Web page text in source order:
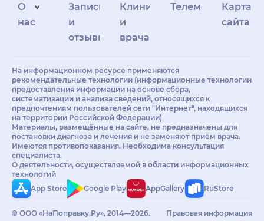
О
нас
Запись
и
отзывы
Клиникам
и
врачам
Телемедицина
Карта
сайта
На информационном ресурсе применяются
рекомендательные технологии (информационные технологии
предоставления информации на основе сбора,
систематизации и анализа сведений, относящихся к
предпочтениям пользователей сети "Интернет", находящихся
на территории Российской Федерации)
Материалы, размещённые на сайте, не предназначены для
постановки диагноза и лечения и не заменяют приём врача.
Имеются противопоказания. Необходима консультация
специалиста.
О деятельности, осуществляемой в области информационных
технологий
App Store
Google Play AppGallery RuStore
© ООО «НаПоправку.Ру», 2014—2026.
Правовая информация